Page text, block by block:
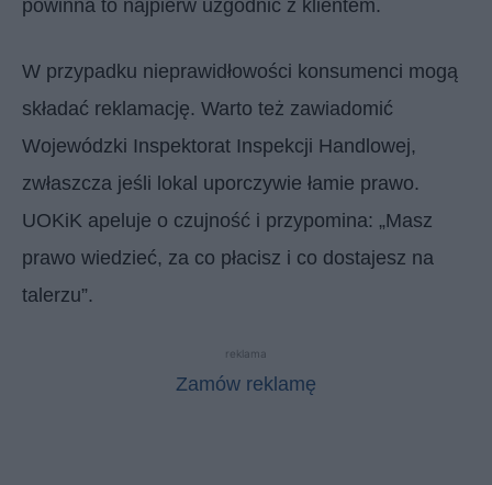
powinna to najpierw uzgodnić z klientem.
W przypadku nieprawidłowości konsumenci mogą
składać reklamację. Warto też zawiadomić
Wojewódzki Inspektorat Inspekcji Handlowej,
zwłaszcza jeśli lokal uporczywie łamie prawo.
UOKiK apeluje o czujność i przypomina: „Masz
prawo wiedzieć, za co płacisz i co dostajesz na
talerzu”.
reklama
Zamów reklamę